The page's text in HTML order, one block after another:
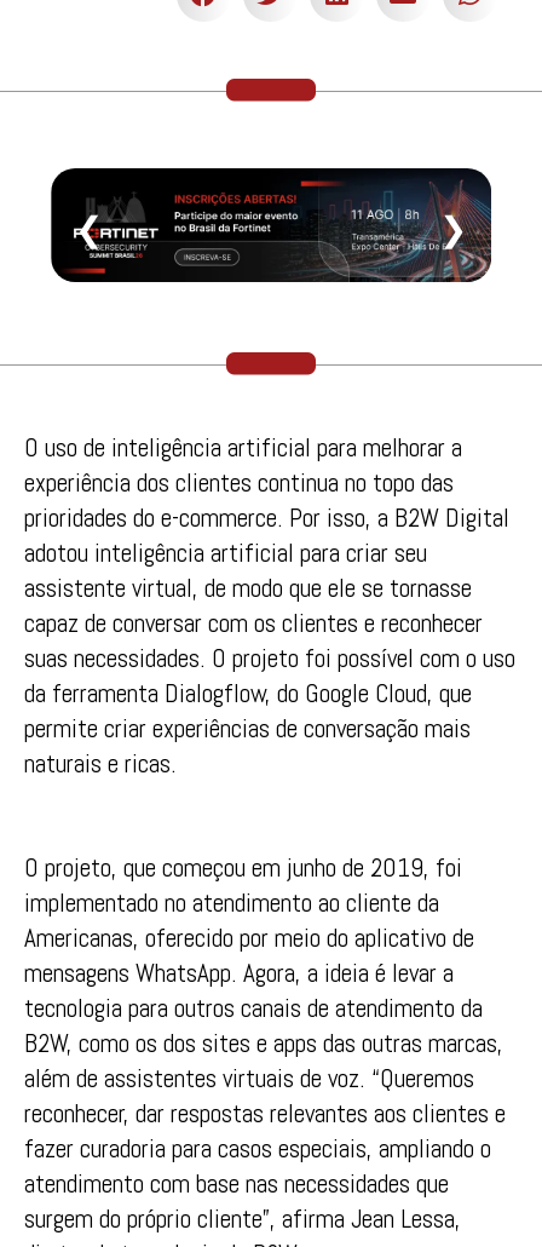
❮ ❯
O uso de inteligência artificial para melhorar a
experiência dos clientes continua no topo das
prioridades do e-commerce. Por isso, a B2W Digital
adotou inteligência artificial para criar seu
assistente virtual, de modo que ele se tornasse
capaz de conversar com os clientes e reconhecer
suas necessidades. O projeto foi possível com o uso
da ferramenta Dialogflow, do Google Cloud, que
permite criar experiências de conversação mais
naturais e ricas.
O projeto, que começou em junho de 2019, foi
implementado no atendimento ao cliente da
Americanas, oferecido por meio do aplicativo de
mensagens WhatsApp. Agora, a ideia é levar a
tecnologia para outros canais de atendimento da
B2W, como os dos sites e apps das outras marcas,
além de assistentes virtuais de voz. “Queremos
reconhecer, dar respostas relevantes aos clientes e
fazer curadoria para casos especiais, ampliando o
atendimento com base nas necessidades que
surgem do próprio cliente”, afirma Jean Lessa,